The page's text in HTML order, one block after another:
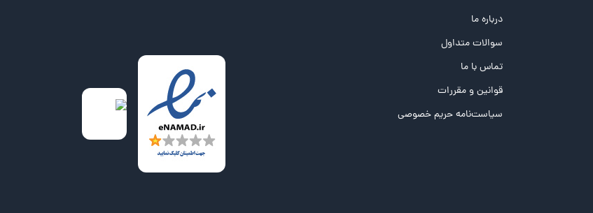
درباره ما
سوالات متداول
تماس با ما
قوانین و مقررات
سیاست‌نامه حریم خصوصی